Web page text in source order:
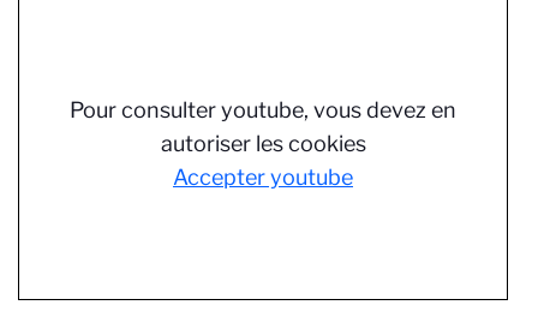
Pour consulter youtube, vous devez en
autoriser les cookies
Accepter youtube